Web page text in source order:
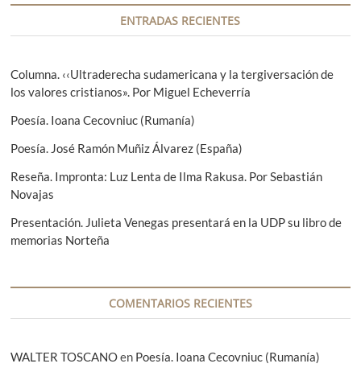
c
i
ó
n
d
e
e
n
t
r
a
s
e
o
:
s
i
u
i
n
:
ENTRADAS RECIENTES
Columna. ‹‹Ultraderecha sudamericana y la tergiversación de
los valores cristianos». Por Miguel Echeverría
Poesía. Ioana Cecovniuc (Rumanía)
Poesía. José Ramón Muñiz Álvarez (España)
Reseña. Impronta: Luz Lenta de Ilma Rakusa. Por Sebastián
Novajas
Presentación. Julieta Venegas presentará en la UDP su libro de
memorias Norteña
COMENTARIOS RECIENTES
WALTER TOSCANOen Poesía. Ioana Cecovniuc (Rumanía)